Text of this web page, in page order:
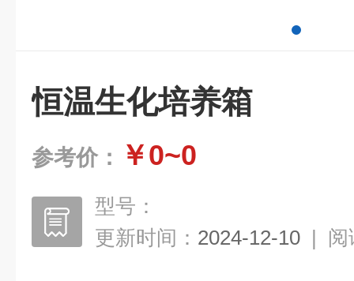
恒温生化培养箱
参考价： ￥0~0
型号：
更新时间： 2024-12-10 | 阅